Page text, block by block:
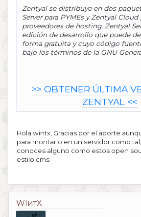
Zentyal se distribuye en dos
Server para PYMEs y Zentyal Cloud
proveedores de hosting. Zentyal
edición de desarrollo que puede
forma gratuita y cuyo código
bajo los términos de la GNU
>> OBTENER ÚLTIMA
ZENTYAL <<
Hola wintx, Gracias por el aporte
para montarlo en un servidor como
conoces alguno como estos open
estilo cms
WIитX